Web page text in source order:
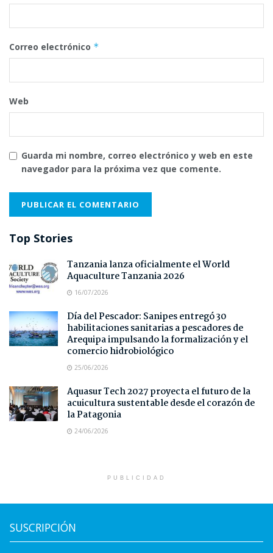
Correo electrónico *
Web
Guarda mi nombre, correo electrónico y web en este
navegador para la próxima vez que comente.
Top Stories
Tanzania lanza oficialmente el World
Aquaculture Tanzania 2026
16/07/2026
Día del Pescador: Sanipes entregó 30
habilitaciones sanitarias a pescadores de
Arequipa impulsando la formalización y el
comercio hidrobiológico
25/06/2026
Aquasur Tech 2027 proyecta el futuro de la
acuicultura sustentable desde el corazón de
la Patagonia
24/06/2026
PUBLICIDAD
SUSCRIPCIÓN